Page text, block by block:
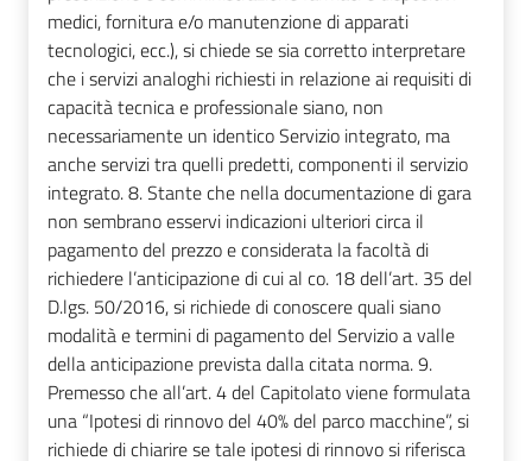
medici, fornitura e/o manutenzione di apparati
tecnologici, ecc.), si chiede se sia corretto interpretare
che i servizi analoghi richiesti in relazione ai requisiti di
capacità tecnica e professionale siano, non
necessariamente un identico Servizio integrato, ma
anche servizi tra quelli predetti, componenti il servizio
integrato. 8. Stante che nella documentazione di gara
non sembrano esservi indicazioni ulteriori circa il
pagamento del prezzo e considerata la facoltà di
richiedere l’anticipazione di cui al co. 18 dell’art. 35 del
D.lgs. 50/2016, si richiede di conoscere quali siano
modalità e termini di pagamento del Servizio a valle
della anticipazione prevista dalla citata norma. 9.
Premesso che all’art. 4 del Capitolato viene formulata
una “Ipotesi di rinnovo del 40% del parco macchine”, si
richiede di chiarire se tale ipotesi di rinnovo si riferisca